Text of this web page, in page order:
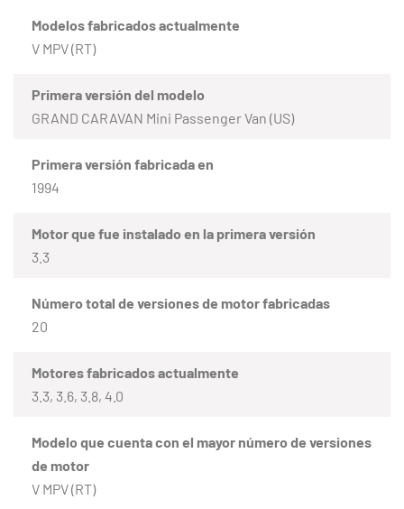
Modelos fabricados actualmente
V MPV (RT)
Primera versión del modelo
GRAND CARAVAN Mini Passenger Van (US)
Primera versión fabricada en
1994
Motor que fue instalado en la primera versión
3.3
Número total de versiones de motor fabricadas
20
Motores fabricados actualmente
3.3, 3.6, 3.8, 4.0
Modelo que cuenta con el mayor número de versiones
de motor
V MPV (RT)